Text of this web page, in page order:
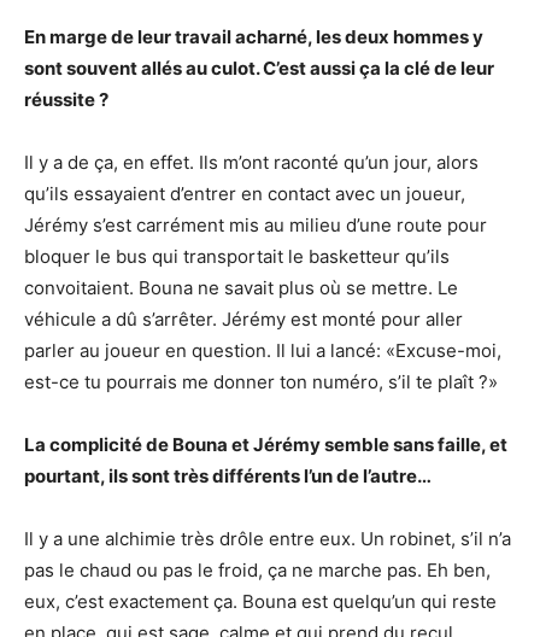
En marge de leur travail acharné, les deux hommes y
sont souvent allés au culot. C’est aussi ça la clé de leur
réussite ?
Il y a de ça, en effet. Ils m’ont raconté qu’un jour, alors
qu’ils essayaient d’entrer en contact avec un joueur,
Jérémy s’est carrément mis au milieu d’une route pour
bloquer le bus qui transportait le basketteur qu’ils
convoitaient. Bouna ne savait plus où se mettre. Le
véhicule a dû s’arrêter. Jérémy est monté pour aller
parler au joueur en question. Il lui a lancé: «Excuse-moi,
est-ce tu pourrais me donner ton numéro, s’il te plaît ?»
La complicité de Bouna et Jérémy semble sans faille, et
pourtant, ils sont très différents l’un de l’autre…
Il y a une alchimie très drôle entre eux. Un robinet, s’il n’a
pas le chaud ou pas le froid, ça ne marche pas. Eh ben,
eux, c’est exactement ça. Bouna est quelqu’un qui reste